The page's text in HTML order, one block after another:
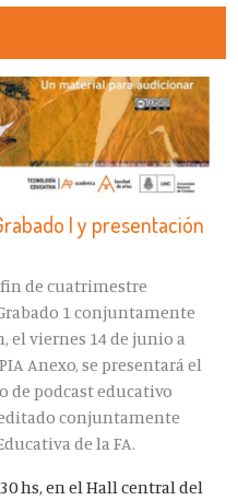
I y presentación
de cuatrimestre
1 conjuntamente
el viernes 14 de junio a
Anexo, se presentará el
podcast educativo
editado conjuntamente
de la FA.
hs, en el Hall central del